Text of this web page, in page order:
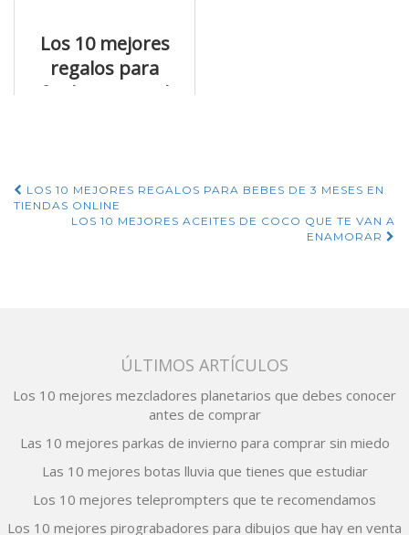
Los 10 mejores
regalos para
frioleros con el
Navegación
LOS 10 MEJORES REGALOS PARA BEBES DE 3 MESES EN
TIENDAS ONLINE
LOS 10 MEJORES ACEITES DE COCO QUE TE VAN A
ENAMORAR
ÚLTIMOS ARTÍCULOS
Los 10 mejores mezcladores planetarios que debes conocer
antes de comprar
Las 10 mejores parkas de invierno para comprar sin miedo
Las 10 mejores botas lluvia que tienes que estudiar
Los 10 mejores teleprompters que te recomendamos
Los 10 mejores pirograbadores para dibujos que hay en venta